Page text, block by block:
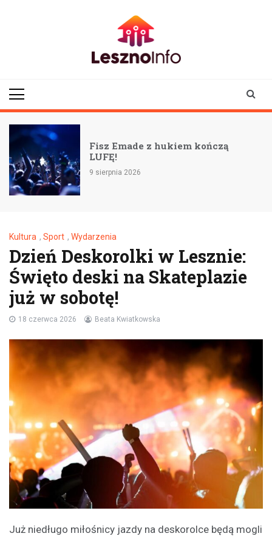
Fisz Emade z hukiem kończą
LUFĘ!
9 sierpnia 2026
Kultura , Sport , Wydarzenia
Dzień Deskorolki w Lesznie:
Święto deski na Skateplazie
już w sobotę!
18 czerwca 2026 Beata Kwiatkowska
Już niedługo miłośnicy jazdy na deskorolce będą mogli